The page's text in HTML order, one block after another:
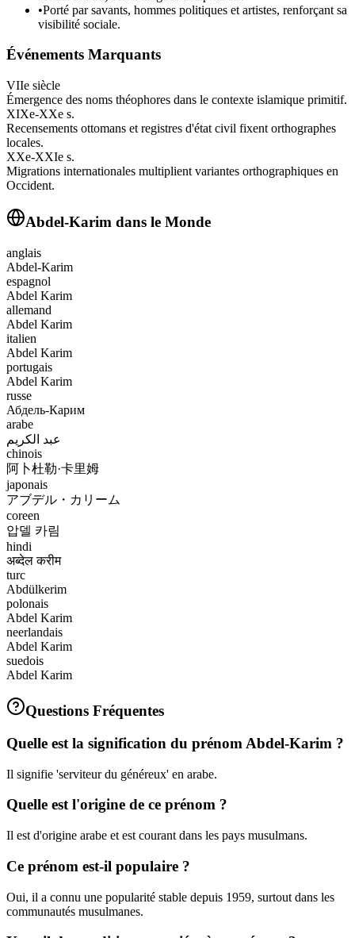
•Porté par savants, hommes politiques et artistes, renforçant sa
visibilité sociale.
Événements Marquants
VIIe siècle
Émergence des noms théophores dans le contexte islamique primitif.
XIXe-XXe s.
Recensements ottomans et registres d'état civil fixent orthographes
locales.
XXe-XXIe s.
Migrations internationales multiplient variantes orthographiques en
Occident.
Abdel-Karim dans le Monde
anglais
Abdel-Karim
espagnol
Abdel Karim
allemand
Abdel Karim
italien
Abdel Karim
portugais
Abdel Karim
russe
Абдель-Карим
arabe
عبد الكريم
chinois
阿卜杜勒·卡里姆
japonais
アブデル・カリーム
coreen
압델 카림
hindi
अब्देल करीम
turc
Abdülkerim
polonais
Abdel Karim
neerlandais
Abdel Karim
suedois
Abdel Karim
Questions Fréquentes
Quelle est la signification du prénom Abdel-Karim ?
Il signifie 'serviteur du généreux' en arabe.
Quelle est l'origine de ce prénom ?
Il est d'origine arabe et est courant dans les pays musulmans.
Ce prénom est-il populaire ?
Oui, il a connu une popularité stable depuis 1959, surtout dans les
communautés musulmanes.